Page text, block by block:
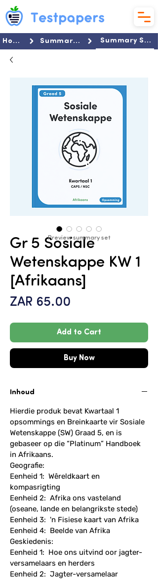
Home Summaries Summary Set
Gr 5 Sosiale
Wetenskappe KW 1
[Afrikaans]
ZAR 65.00
Add to Cart
Buy Now
Inhoud
Hierdie produk bevat Kwartaal 1
opsommings en Breinkaarte vir Sosiale
Wetenskappe (SW) Graad 5, en is
gebaseer op die “Platinum” Handboek
in Afrikaans.
Geografie:
Eenheid 1: Wêreldkaart en
kompasrigting
Eenheid 2: Afrika ons vasteland
(oseane, lande en belangrikste stede)
Eenheid 3: 'n Fisiese kaart van Afrika
Eenheid 4: Beelde van Afrika
Geskiedenis:
Eenheid 1: Hoe ons uitvind oor jagter-
versamelaars en herders
Eenheid 2: Jagter-versamelaar
Preview summary set